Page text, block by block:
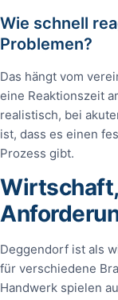
Wie schnell
Problemen?
Das hängt vom
eine Reaktionszeit
realistisch, bei
ist, dass es einen
Prozess gibt.
Deggendorf ist als
für verschiedene
Handwerk spielen